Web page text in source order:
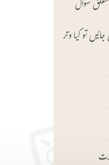
تو کیا وتر